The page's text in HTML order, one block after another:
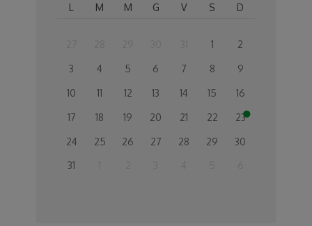
L M M G V S D
27 28 29 30 31 1 2
3 4 5 6 7 8 9
10 11 12 13 14 15 16
17 18 19 20 21 22 23
24 25 26 27 28 29 30
31 1 2 3 4 5 6